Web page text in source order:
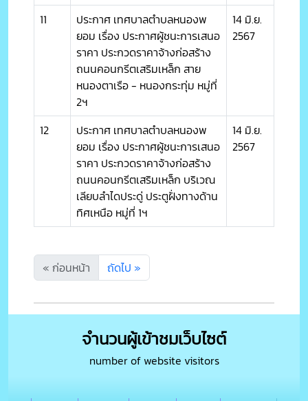
11
ประกาศ เทศบาลตำบลหนองพ
ยอม เรื่อง ประกาศผู้ชนะการเสนอ
ราคา ประกวดราคาจ้างก่อสร้าง
ถนนคอนกรีตเสริมเหล็ก สาย
หนองตาเรือ - หนองกระทุ่ม หมู่ที่
2ฯ
14 มิ.ย.
2567
12
ประกาศ เทศบาลตำบลหนองพ
ยอม เรื่อง ประกาศผู้ชนะการเสนอ
ราคา ประกวดราคาจ้างก่อสร้าง
ถนนคอนกรีตเสริมเหล็ก บริเวณ
เลียบลำไดประดู่ ประตูฝั่งทางด้าน
ทิศเหนือ หมู่ที่ 1ฯ
14 มิ.ย.
2567
« ก่อนหน้า ถัดไป »
จำนวนผู้เข้าชมเว็บไซต์
number of website visitors